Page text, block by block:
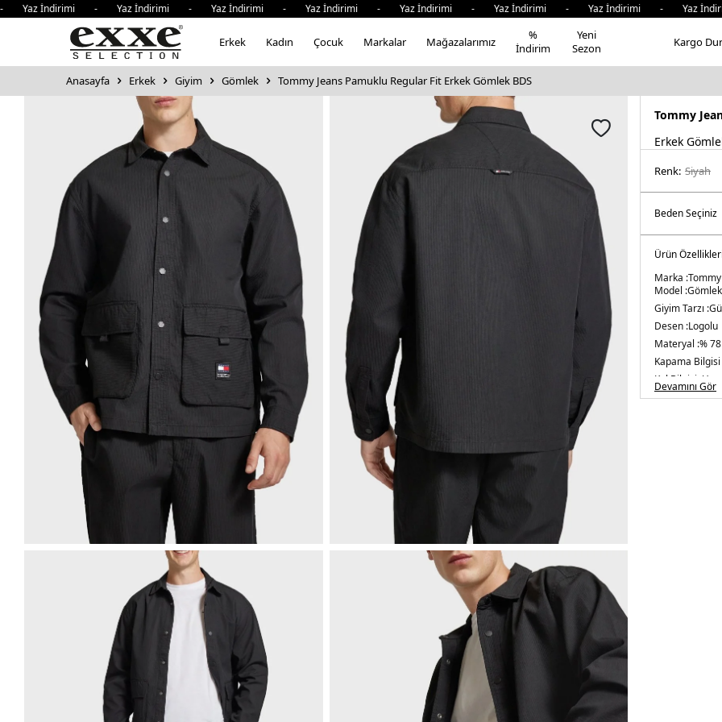
- Yaz İndirimi - Yaz İndirimi - Yaz İndirimi - Yaz İndirimi - Yaz İndirimi - Yaz İndirimi - Yaz
Erkek Kadın Çocuk Markalar Mağazalarımız
%
İndirim
Yeni
Sezon
Kargo
Anasayfa Erkek Giyim Gömlek Tommy Jeans Pamuklu Regular Fit Erkek Gömlek BDS
Tommy
Erkek
Renk: si̇yah
Ürün Özellikleri
Marka :
Model :Gömlek
Giyim Tarzı :
Desen :Logolu
Materyal :%
Kapama Bilgisi
Kol Bilgisi :
Cep Bilgisi :
Devamını Gör